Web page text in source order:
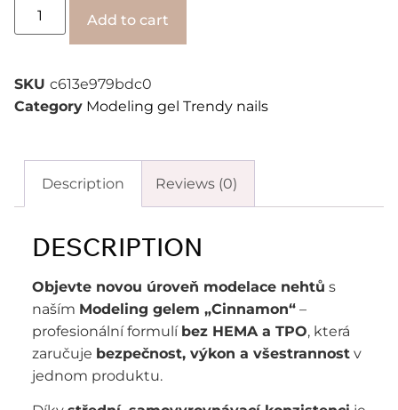
Add to cart
SKU c613e979bdc0
Category Modeling gel Trendy nails
Description Reviews (0)
DESCRIPTION
Objevte novou úroveň modelace nehtů s
naším Modeling gelem „Cinnamon“ –
profesionální formulí bez HEMA a TPO, která
zaručuje bezpečnost, výkon a všestrannost v
jednom produktu.